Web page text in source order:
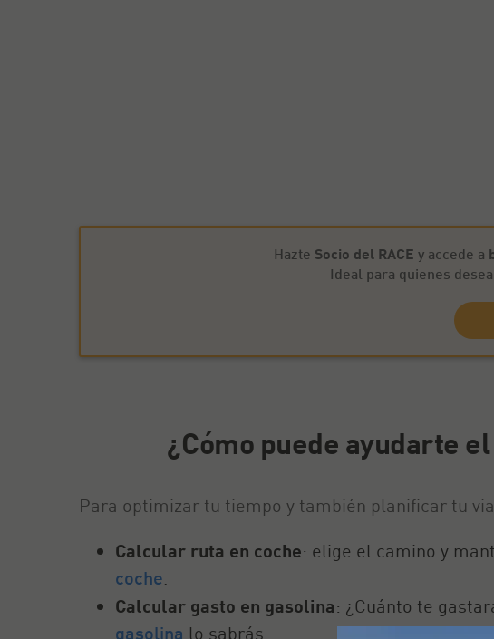
Hazte Socio del RACE y accede a
Ideal para quienes
¿Cómo puede ayudarte
Para optimizar tu tiempo y también planificar tu
Calcular ruta en coche: elige el camino y
coche.
Calcular gasto en gasolina: ¿Cuánto te
gasolina lo sabrás.